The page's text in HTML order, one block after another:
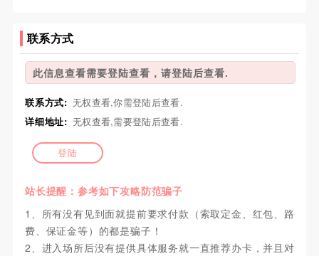
联系方式
此信息查看需要登陆查看，请登陆后查看.
联系方式: 无权查看,你需登陆后查看.
详细地址: 无权查看,需要登陆后查看.
登陆
站长提醒：参考如下攻略防范骗子
1、所有没有见到面就提前要求付款（索取定金、红包、路
费、保证金等）的都是骗子！
2、进入场所后没有提供具体服务就一直推荐办卡，并且对